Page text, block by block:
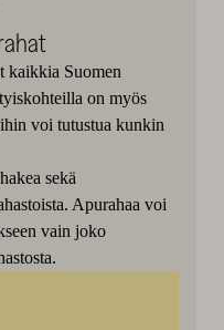
kaikkia Suomen
on myös
voi tutustua kunkin
sekä
Apurahaa voi
vain joko